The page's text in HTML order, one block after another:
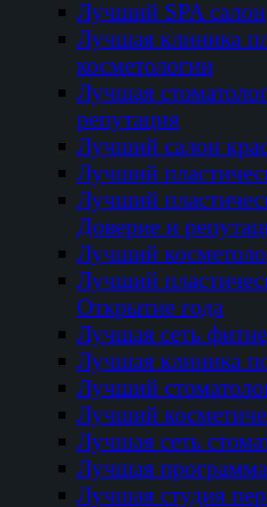
Лучший SPA салон
Лучшая клиника
косметологии
Лучшая
репутация
Лучший салон
Лучший
Лучший
Доверие и
Лучший
Лучший
Открытие года
Лучшая сеть
Лучшая клиника
Лучший
Лучший
Лучшая сеть
Лучшая программа
Лучшая студия